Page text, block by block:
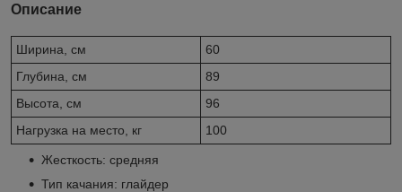
Описание
Ширина, см
60
Глубина, см
89
Высота, см
96
Нагрузка на место, кг
100
Жесткость: средняя
Тип качания: глайдер